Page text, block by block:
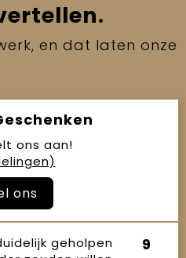
en dat laten onze
ons aan!
ons
geholpen
9